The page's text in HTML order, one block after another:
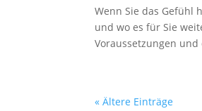
Wenn Sie das Gefühl
und wo es für Sie
Voraussetzungen
« Ältere Einträge